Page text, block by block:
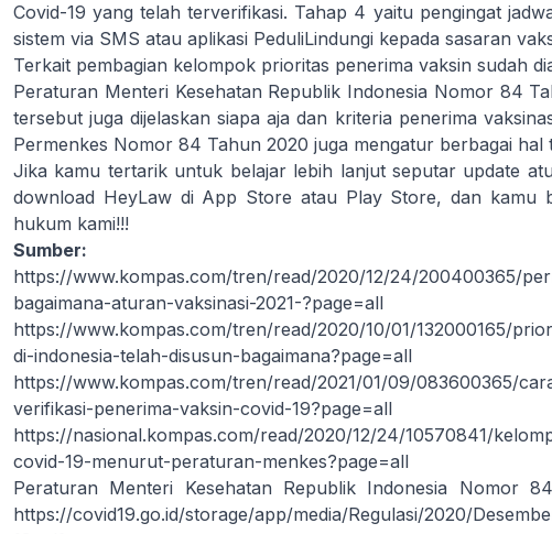
Covid-19 yang telah terverifikasi. Tahap 4 yaitu pengingat
sistem via SMS atau aplikasi PeduliLindungi kepada sasaran
Terkait pembagian kelompok prioritas penerima vaksin sudah
Peraturan Menteri Kesehatan Republik Indonesia Nomor 84
tersebut juga dijelaskan siapa aja dan kriteria penerima
Permenkes Nomor 84 Tahun 2020 juga mengatur berbagai hal
Jika kamu tertarik untuk belajar lebih lanjut seputar update
download HeyLaw di App Store atau Play Store, dan kamu
hukum kami!!!
Sumber:
https://www.kompas.com/tren/read/2020/12/24/200400365/
bagaimana-aturan-vaksinasi-2021-?page=all
https://www.kompas.com/tren/read/2020/10/01/132000165/
di-indonesia-telah-disusun-bagaimana?page=all
https://www.kompas.com/tren/read/2021/01/09/083600365/
verifikasi-penerima-vaksin-covid-19?page=all
https://nasional.kompas.com/read/2020/12/24/10570841/
covid-19-menurut-peraturan-menkes?page=all
Peraturan Menteri Kesehatan Republik Indonesia Nomor
https://covid19.go.id/storage/app/media/Regulasi/2020/